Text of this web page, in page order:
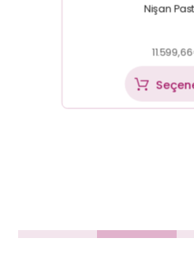
Nişan
11.599,66